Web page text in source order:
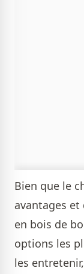
Bien que le
avantages
en bois de
options les
les